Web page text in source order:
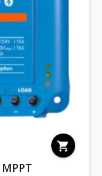
shopping_cart